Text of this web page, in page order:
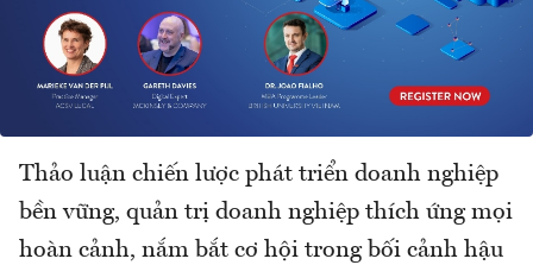
Thảo luận chiến lược phát triển doanh nghiệp
bền vững, quản trị doanh nghiệp thích ứng mọi
hoàn cảnh, nắm bắt cơ hội trong bối cảnh hậu